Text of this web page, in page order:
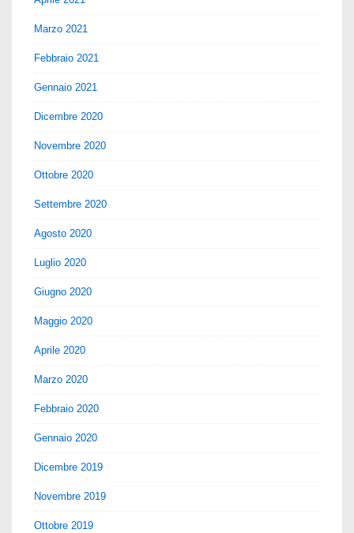
Marzo 2021
Febbraio 2021
Gennaio 2021
Dicembre 2020
Novembre 2020
Ottobre 2020
Settembre 2020
Agosto 2020
Luglio 2020
Giugno 2020
Maggio 2020
Aprile 2020
Marzo 2020
Febbraio 2020
Gennaio 2020
Dicembre 2019
Novembre 2019
Ottobre 2019